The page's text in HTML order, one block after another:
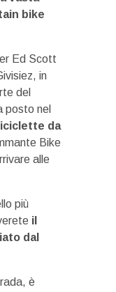
bike
Ed Scott
in
del
posto nel
da
Bike
alle
più
il
dal
è